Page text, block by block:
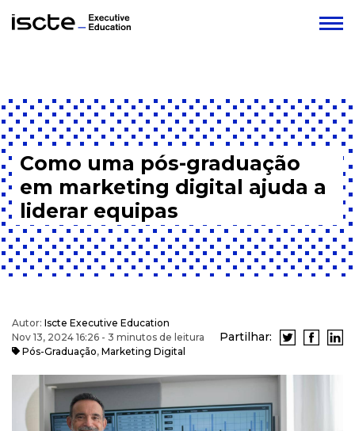
Como uma pós-graduação
em marketing digital ajuda a
liderar equipas
Autor: Iscte Executive Education
Nov 13, 2024 16:26 - 3 minutos de leitura
Pós-Graduação, Marketing Digital
Partilhar: